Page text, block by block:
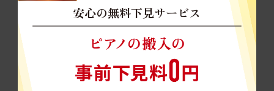
安心の無料下見サービス